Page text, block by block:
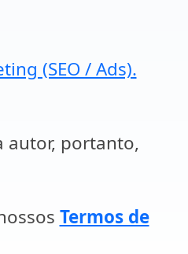
(SEO / Ads).
autor, portanto,
Termos de